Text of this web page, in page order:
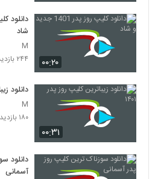
۰۰:۲۰
شاد
M
۲۴۴ بازدید
۰۰:۳۱
دانلود
M
۱۸۰ بازدید
دانلود
آسمانی